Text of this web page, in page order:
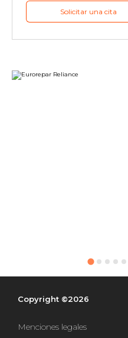
Solicitar una cita
Copyright ©2026
Menciones legales